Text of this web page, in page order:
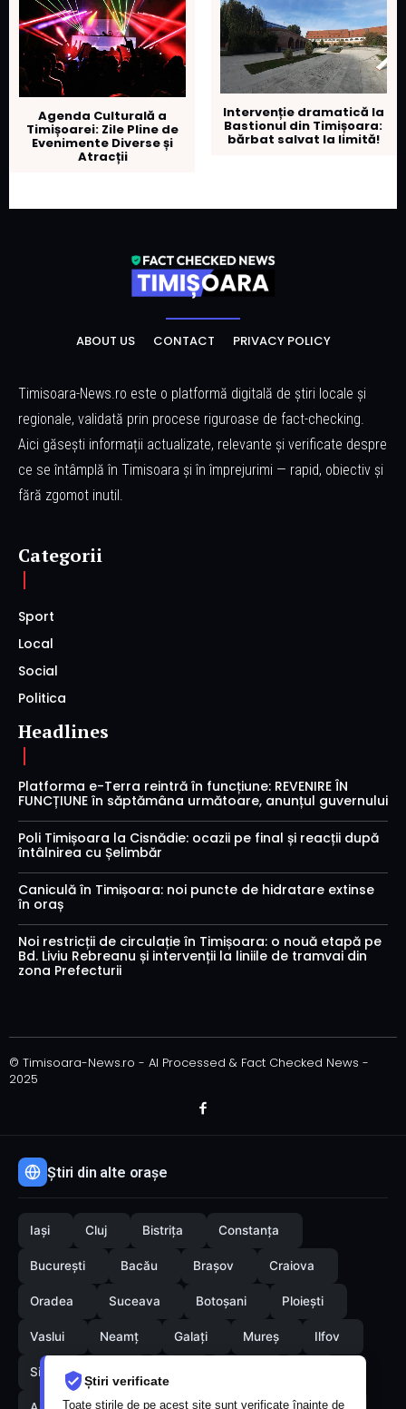
Știri verificate
Toate știrile de pe acest site sunt verificate înainte de
Agenda Culturală a
Timișoarei: Zile Pline de
Evenimente Diverse și
Atracții
Intervenție dramatică la
Bastionul din Timișoara:
bărbat salvat la limită!
ABOUT US CONTACT PRIVACY POLICY
Timisoara-News.ro este o platformă digitală de știri locale și
regionale, validată prin procese riguroase de fact-checking.
Aici găsești informații actualizate, relevante și verificate despre
ce se întâmplă în Timisoara și în împrejurimi — rapid, obiectiv și
fără zgomot inutil.
Categorii
Sport
Local
Social
Politica
Headlines
Platforma e-Terra reintră în funcțiune: REVENIRE ÎN
FUNCȚIUNE în săptămâna următoare, anunțul guvernului
Poli Timișoara la Cisnădie: ocazii pe final și reacții după
întâlnirea cu Șelimbăr
Caniculă în Timișoara: noi puncte de hidratare extinse
în oraș
Noi restricții de circulație în Timișoara: o nouă etapă pe
Bd. Liviu Rebreanu și intervenții la liniile de tramvai din
zona Prefecturii
© Timisoara-News.ro - AI Processed & Fact Checked News -
2025
Știri din alte orașe
Iași Cluj Bistrița Constanța
București Bacău Brașov Craiova
Oradea Suceava Botoșani Ploiești
Vaslui Neamț Galați Mureș Ilfov
Sibiu